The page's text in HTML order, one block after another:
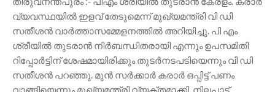
വ്യവസ്ഥയിൽ ഇളവ് തേടുമെന്ന് മുഖ്യമന്ത്രി വി ഡി
സതീശൻ വാർത്താസമ്മേളനത്തിൽ അറിയിച്ചു. പി എം
ശ്രീയിൽ തുടരാൻ നിർബന്ധിതരായി എന്നും ഉപസമിതി
റിപ്പോർട്ടിന് ശേഷമായിരിക്കും തുടർനടപടിയെന്നും വി ഡി
സതീശൻ പറഞ്ഞു. മുൻ സർക്കാർ കരാർ ഒപ്പിട്ട് പണം
വാങ്ങിയെന്നും മുഖ്യമന്ത്രി വ്യക്തമാക്കി. നിലപാട്